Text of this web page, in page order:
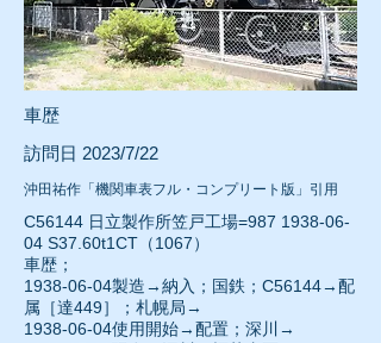
車歴
訪問日 2023/7/22
沖田祐作「機関車表フル・コンプリート版」引用
C56144 日立製作所笠戸工場=987 1938-06-
04 S37.60t1CT（1067）
車歴；
1938-06-04製造→納入；国鉄；C56144→配
属［達449］；札幌局→
1938-06-04使用開始→配置；深川→